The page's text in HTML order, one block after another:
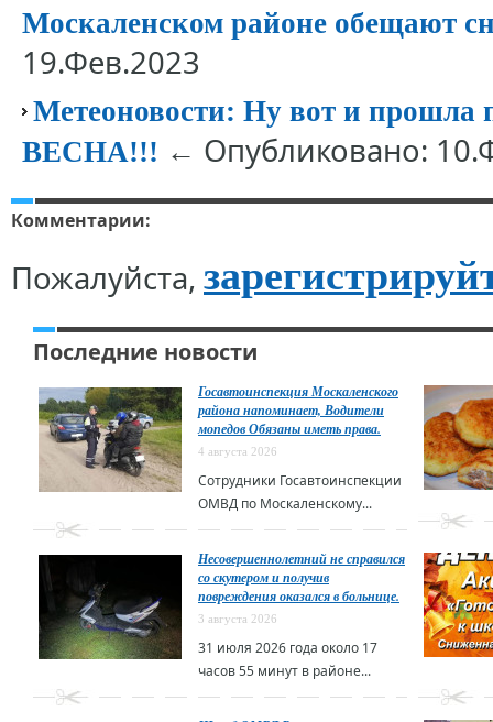
Москаленском районе обещают
19.Фев.2023
Метеоновости: Ну вот и прошла
ВЕСНА!!! ← Опубликовано:
Комментарии:
Пожалуйста,
Последние новости
Госавтоинспекция Москаленского
района напоминает, Водители
мопедов Обязаны иметь права.
4 августа 2026
Сотрудники Госавтоинспекции
ОМВД по Москаленскому...
Несовершеннолетний не справился
со скутером и получив
повреждения оказался в больнице.
3 августа 2026
31 июля 2026 года около 17
часов 55 минут в районе...